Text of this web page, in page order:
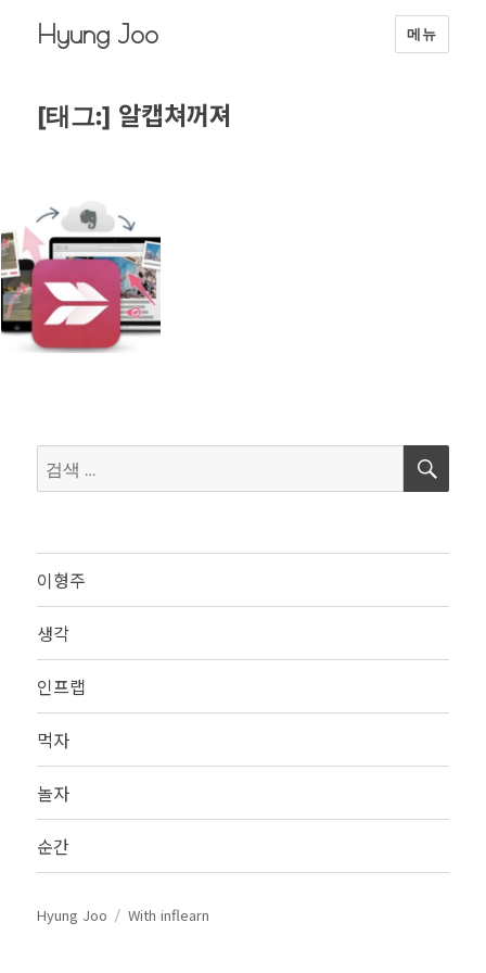
Hyung Joo 메뉴
[태그:] 알캡쳐꺼져
검
색:
검
이형주
생각
인프랩
먹자
놀자
순간
Hyung Joo With inflearn